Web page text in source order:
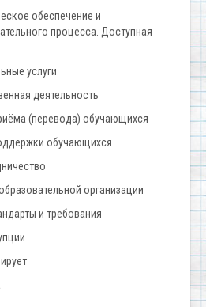
обеспечение и
процесса. Доступная
услуги
деятельность
(перевода) обучающихся
обучающихся
организации
и требования